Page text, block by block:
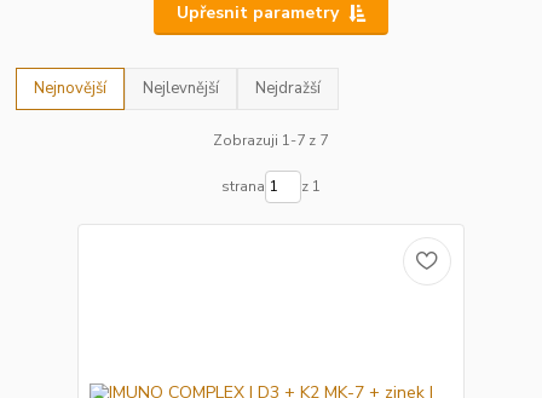
Upřesnit parametry
Nejnovější Nejlevnější Nejdražší
Zobrazuji 1-7 z 7
strana z 1